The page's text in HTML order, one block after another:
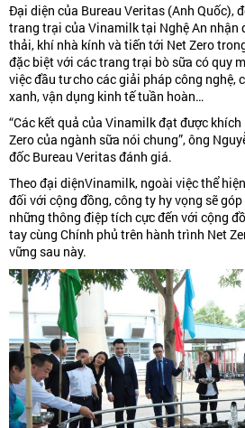
Đại diện của Bureau Veritas (Anh Quốc),
trang trại của Vinamilk tại Nghệ An nhận
thải, khí nhà kính và tiến tới Net Zero
đặc biệt với các trang trại bò sữa có quy
việc đầu tư cho các giải pháp công nghệ,
xanh, vận dụng kinh tế tuần hoàn…
“Các kết quả của Vinamilk đạt được
Zero của ngành sữa nói chung”, ông
đốc Bureau Veritas đánh giá.
Theo đại diệnVinamilk, ngoài việc thể
đối với cộng đồng, công ty hy vọng sẽ
những thông điệp tích cực đến với cộng
tay cùng Chính phủ trên hành trình Net
vững sau này.